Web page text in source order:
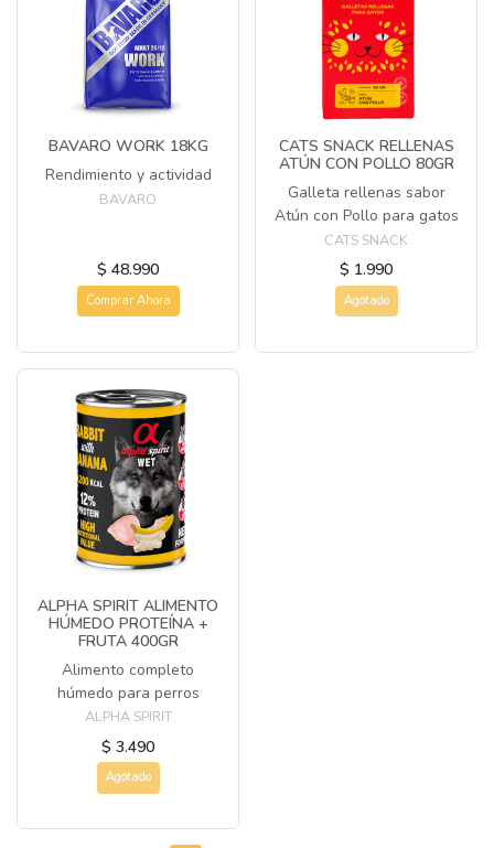
BAVARO WORK 18KG
Rendimiento y actividad
BAVARO
$ 48.990
Comprar Ahora
CATS SNACK RELLENAS
ATÚN CON POLLO 80GR
Galleta rellenas sabor
Atún con Pollo para gatos
CATS SNACK
$ 1.990
Agotado
ALPHA SPIRIT ALIMENTO
HÚMEDO PROTEÍNA +
FRUTA 400GR
Alimento completo
húmedo para perros
ALPHA SPIRIT
$ 3.490
Agotado